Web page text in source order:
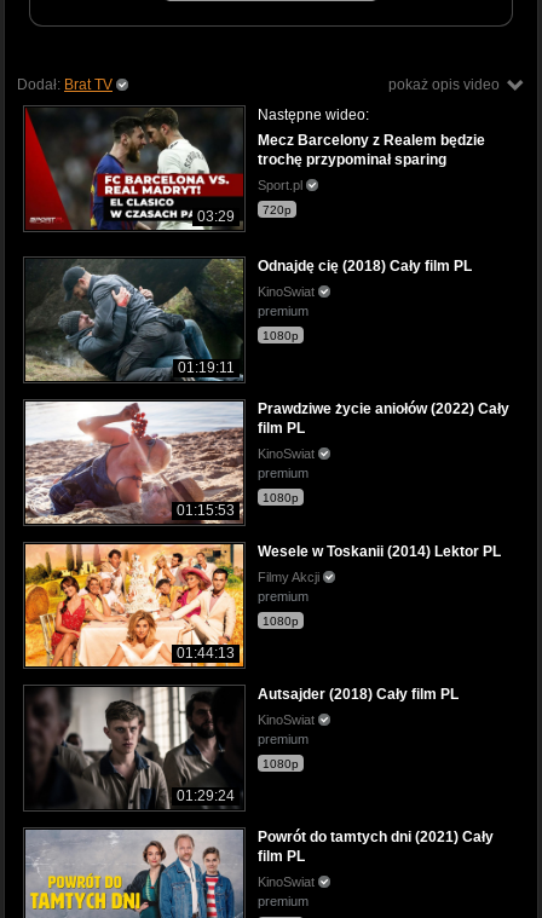
pokaż opis video
Dodał: Brat TV
03:29
Następne wideo:
Mecz Barcelony z Realem będzie
trochę przypominał sparing
Sport.pl
720p
01:19:11
Odnajdę cię (2018) Cały film PL
KinoSwiat
premium
1080p
01:15:53
Prawdziwe życie aniołów (2022) Cały
film PL
KinoSwiat
premium
1080p
01:44:13
Wesele w Toskanii (2014) Lektor PL
Filmy Akcji
premium
1080p
01:29:24
Autsajder (2018) Cały film PL
KinoSwiat
premium
1080p
Powrót do tamtych dni (2021) Cały
film PL
KinoSwiat
premium